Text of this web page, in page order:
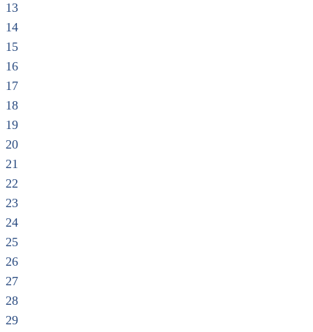
13
14
15
16
17
18
19
20
21
22
23
24
25
26
27
28
29